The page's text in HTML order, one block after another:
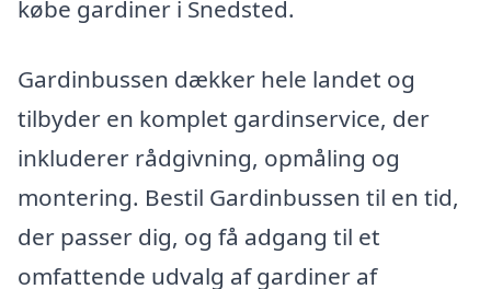
købe gardiner i Snedsted.
Gardinbussen dækker hele landet og
tilbyder en komplet gardinservice, der
inkluderer rådgivning, opmåling og
montering. Bestil Gardinbussen til en tid,
der passer dig, og få adgang til et
omfattende udvalg af gardiner af